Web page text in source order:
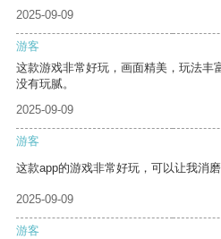
2025-09-09
游客
这款游戏非常好玩，画面精美，玩法丰
没有玩腻。
2025-09-09
游客
这款app的游戏非常好玩，可以让我消磨
2025-09-09
游客